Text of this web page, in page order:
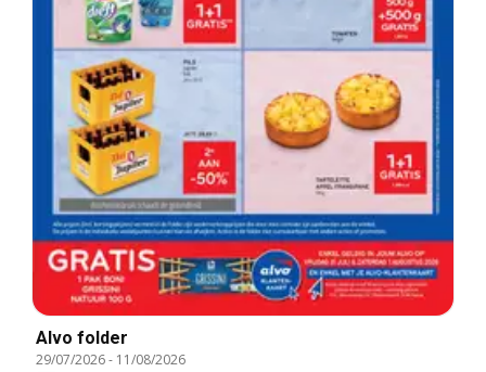
Alvo folder
29/07/2026- 11/08/2026